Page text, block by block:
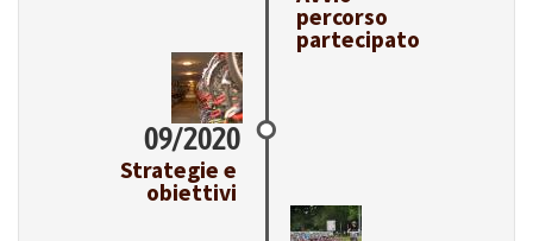
percorso
partecipato
09/2020
Strategie e
obiettivi